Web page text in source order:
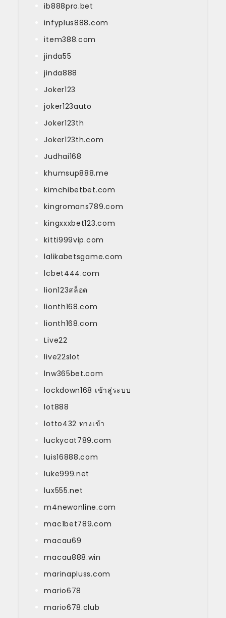
ib888pro.bet
infyplus888.com
item388.com
jinda55
jinda888
Joker123
joker123auto
Joker123th
Joker123th.com
Judhai168
khumsup888.me
kimchibetbet.com
kingromans789.com
kingxxxbet123.com
kitti999vip.com
lalikabetsgame.com
lcbet444.com
lion123สล็อต
lionth168.com
lionth168.com
Live22
live22slot
lnw365bet.com
lockdown168 เข้าสู่ระบบ
lot888
lotto432 ทางเข้า
luckycat789.com
luis16888.com
luke999.net
lux555.net
m4newonline.com
mac1bet789.com
macau69
macau888.win
marinapluss.com
mario678
mario678.club